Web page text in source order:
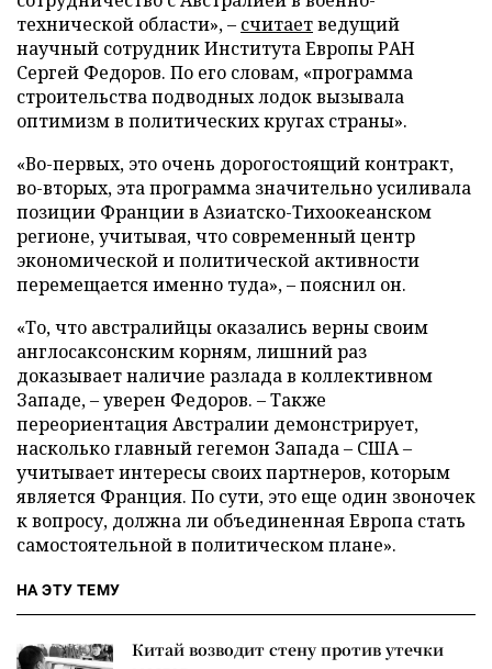
технической области», – считаетведущий
научный сотрудник Института Европы РАН
Сергей Федоров. По его словам, «программа
строительства подводных лодок вызывала
оптимизм в политических кругах страны».
«Во-первых, это очень дорогостоящий контракт,
во-вторых, эта программа значительно усиливала
позиции Франции в Азиатско-Тихоокеанском
регионе, учитывая, что современный центр
экономической и политической активности
перемещается именно туда», – пояснил он.
«То, что австралийцы оказались верны своим
англосаксонским корням, лишний раз
доказывает наличие разлада в коллективном
Западе, – уверен Федоров. – Также
переориентация Австралии демонстрирует,
насколько главный гегемон Запада – США –
учитывает интересы своих партнеров, которым
является Франция. По сути, это еще один звоночек
к вопросу, должна ли объединенная Европа стать
самостоятельной в политическом плане».
НА ЭТУ ТЕМУ
Китай возводит стену против утечки